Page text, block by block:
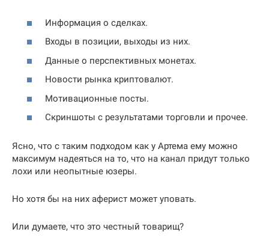
Информация о сделках.
Входы в позиции, выходы из них.
Данные о перспективных монетах.
Новости рынка криптовалют.
Мотивационные посты.
Скриншоты с результатами торговли и прочее.
Ясно, что с таким подходом как у Артема ему можно
максимум надеяться на то, что на канал придут только
лохи или неопытные юзеры.
Но хотя бы на них аферист может уповать.
Или думаете, что это честный товарищ?